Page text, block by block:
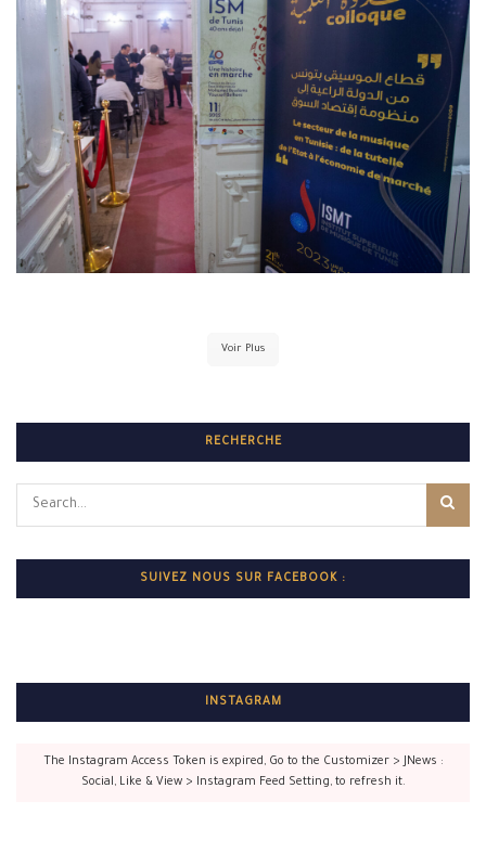
9 mars 2023
Voir Plus
RECHERCHE
SUIVEZ NOUS SUR FACEBOOK :
INSTAGRAM
The Instagram Access Token is expired, Go to the Customizer > JNews :
Social, Like & View > Instagram Feed Setting, to refresh it.